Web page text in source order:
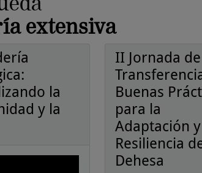
extensiva
la
y la
II Jornada de
Buenas
para la
Adaptación y
Resiliencia
Dehesa